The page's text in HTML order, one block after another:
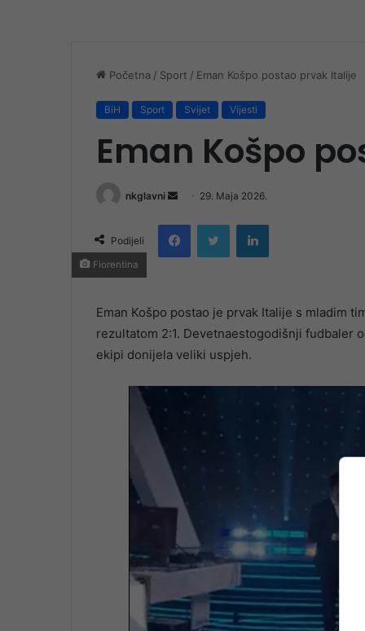
Početna / Sport / Eman Košpo postao prvak Italije
BiH Sport Svijet Vijesti
Eman Košpo
nkglavni
Send
email
29. Maja 2026.
Podijeli
FacebookTwitter LinkedIn
Fiorentina
Eman Košpo postao je prvak Italije s mladim
rezultatom 2:1. Devetnaestogodišnji fudbaler
ekipi donijela veliki uspjeh.